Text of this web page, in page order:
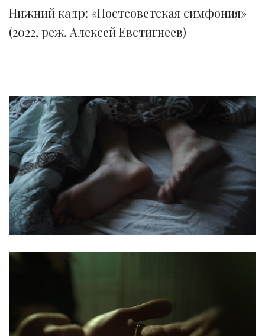
Нижний кадр: «Постсоветская симфония»
(2022, реж. Алексей Евстигнеев)